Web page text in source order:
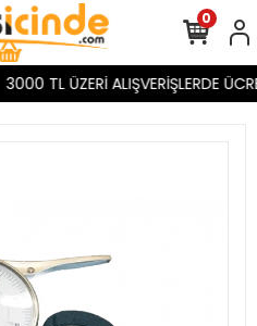
3000 TL ÜZERİ ALIŞVERİŞLERDE
0